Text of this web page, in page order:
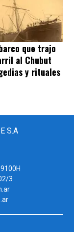
que trajo
al Chubut
y rituales
S.A
3